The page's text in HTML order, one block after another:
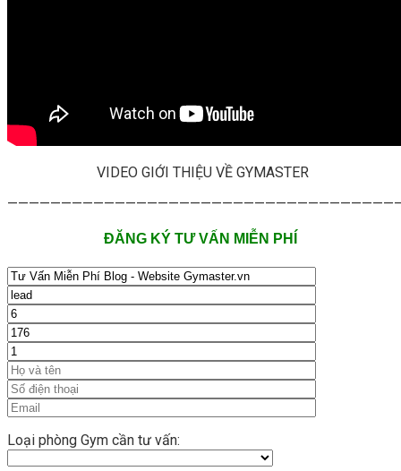
VIDEO GIỚI THIỆU VỀ GYMASTER
ĐĂNG KÝ TƯ VẤN MIỄN PHÍ
Loại phòng Gym cần tư vấn: